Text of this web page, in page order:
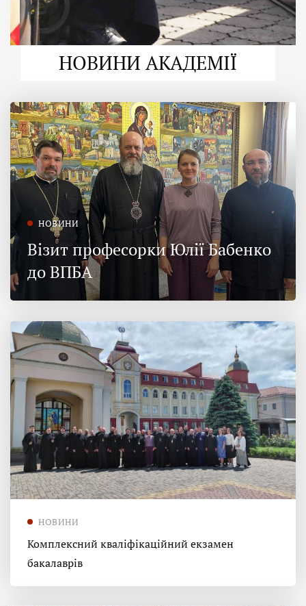
НОВИНИ АКАДЕМІЇ
НОВИНИ
Візит професорки Юлії Бабенко
до ВПБА
НОВИНИ
Комплексний кваліфікаційний екзамен
бакалаврів